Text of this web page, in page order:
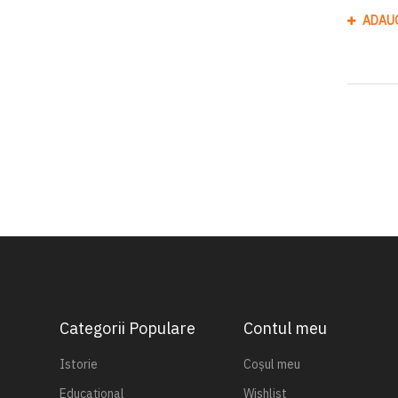
Categorii Populare
Istorie
Educațional
Contul meu
Coșul meu
Wishlist